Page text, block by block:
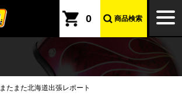
0 商品検索
またまた北海道出張レポート